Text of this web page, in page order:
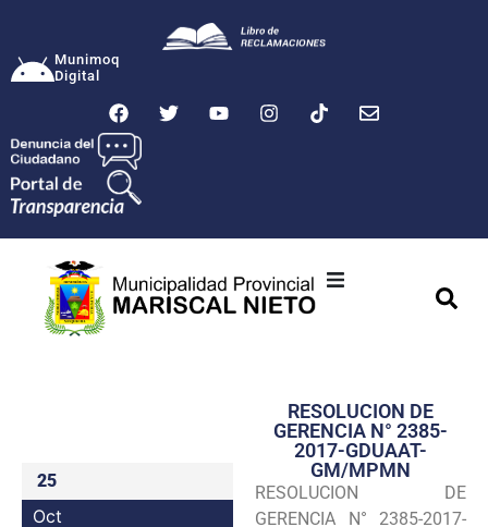
Munimoq
Digital
Transparencia
Seguridad
Programas
25
Oct
RESOLUCION DE
GERENCIA N° 2385-
2017-GDUAAT-
GM/MPMN
RESOLUCION DE
GERENCIA N° 2385-2017-